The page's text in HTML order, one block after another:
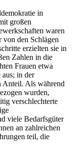
in
großen
waren
den Schlägen
erzielten sie in
Zahlen in die
Frauen etwa
in der
Anteil. Als während
wurden,
verschlechterte
viele Bedarfsgüter
an zahlreichen
teil, die